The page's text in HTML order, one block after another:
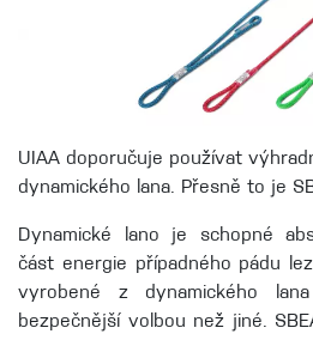
UIAA doporučuje používat
dynamického lana. Přesně to je
Dynamické lano je schopné
část energie případného pádu
vyrobené z dynamického
bezpečnější volbou než jiné.